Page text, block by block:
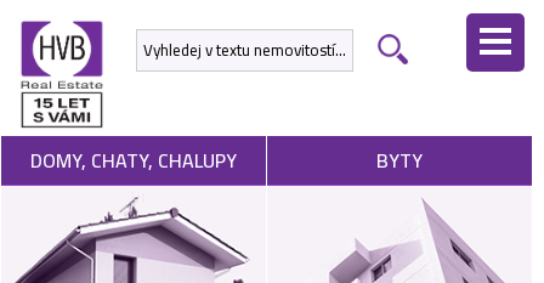
DOMY, CHATY, CHALUPY BYTY
ÚVODNÍ
STRÁNKA
NEMOVITOSTI
DEVELOPERSKÉ
PROJEKTY